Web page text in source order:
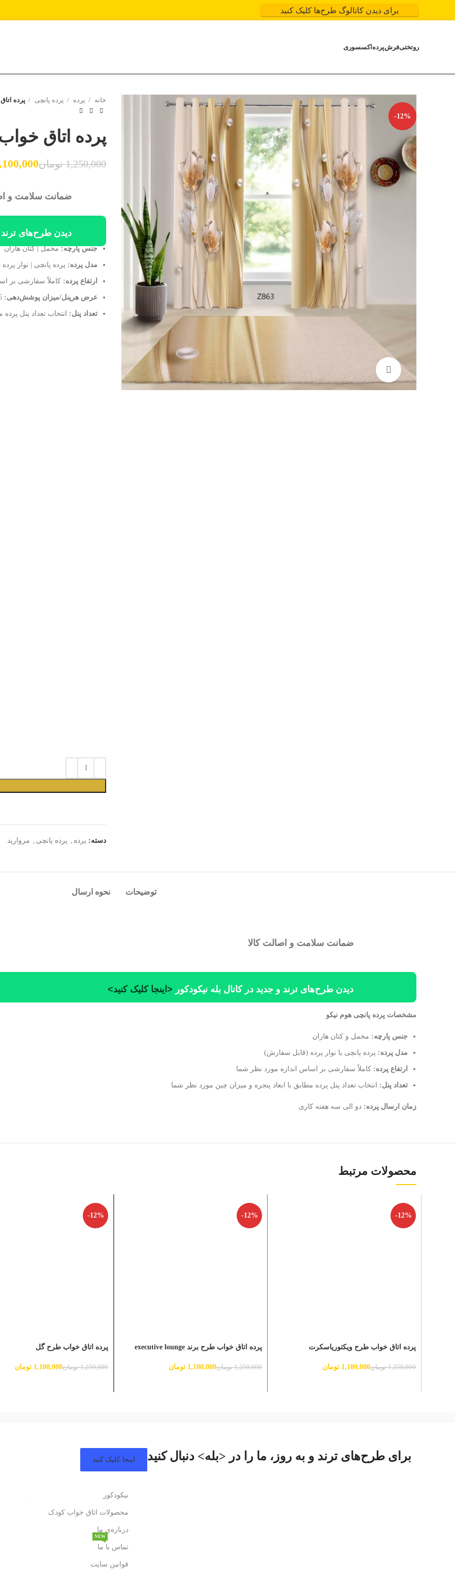
برای دیدن کاتالوگ طرح‌ها کلیک کنید
روتختیفرشپرده اکسسوری
-12%
خانه پرده پرده پانچی پرده
تومان
تومان
پرده اتاق
1,250,000 تومان
ضمانت سلامت و
دیدن طرح‌های ترند
جنس پارچه:مخمل | کتان هازان
مدل پرده: پرده پانچی | نوار پرده
ارتفاع پرده: کاملاً سفارشی بر
عرض هرپنل/میزان پوشش‌دهی:
تعداد پنل: انتخاب تعداد پنل
دسته: پرده , پرده پانچی , مروارید
توضیحات نحوه ارسال
ضمانت سلامت و اصالت کالا
دیدن طرح‌های ترند و جدید در کانال بله نیکودکور <اینجا کلیک کنید>
مشخصات پرده پانچی هوم نیکو
جنس پارچه: مخمل و کتان هازان
مدل پرده: پرده پانچی یا نوار پرده (قابل سفارش)
ارتفاع پرده: کاملاً سفارشی بر اساس اندازه مورد نظر شما
تعداد پنل: انتخاب تعداد پنل پرده مطابق با ابعاد پنجره و میزان چین مورد نظر شما
زمان ارسال پرده: دو الی سه هفته کاری
محصولات مرتبط
-12%
پرده اتاق خواب طرح ویکتوریاسکرت
1,250,000 تومان1,100,000 تومان
-12%
پرده اتاق خواب طرح برند executive lounge
1,250,000 تومان1,100,000 تومان
-12%
پرده اتاق خواب طرح گل
1,250,000 تومان1,100,000 تومان
برای طرح‌های ترند و به روز، ما را در <بله> دنبال کنید اینجا کلیک کنید
نیکودکور
محصولات اتاق خواب کودک
درباره‌ی ما
تماس با ما
NEW
قوانین سایت